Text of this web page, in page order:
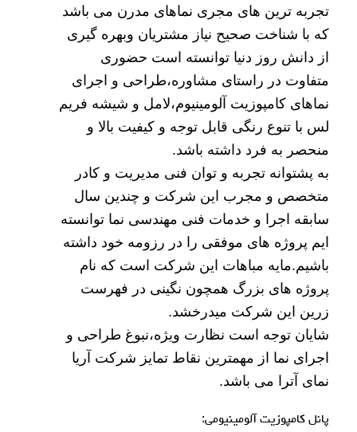
تجربه ترین های مجری نماهای مدرن می باشد
که با شناخت صحیح نیاز مشتریان وبهره گیری
از دانش روز دنیا توانسته است حضوری
متفاوت در راستای مشاوره،طراحی و اجرای
نماهای کامپوزیت آلومینیوم،لامل و شیشه فریم
لس با تنوع رنگی قابل توجه و کیفیت بالا و
منحصر به فرد داشته باشد.
به پشتوانه تجربه و توان فنی مدیریت و کادر
متخصص و مجرب این شرکت و چندین سال
سابقه اجرا و خدمات فنی مهندسی نما توانسته
ایم پروژه های موفقی را در رزومه خود داشته
باشیم.مایه مباهات این شرکت است که نام
پروژه های بزرگ همچون نگینی در فهرست
زرین این شرکت میدرخشد.
شایان توجه است نظارت ویژه،نبوغ طراحی و
اجرای نما از مهمترین نقاط تمایز شرکت آریا
نمای آترا می باشد.
پانل کامپوزیت آلومینیومی: